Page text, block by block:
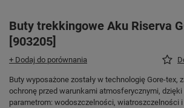
Buty trekkingowe Aku Riserva
[903205]
+ Dodaj do porównania
Buty wyposażone zostały w technologię Gore-tex,
ochronę przed warunkami atmosferycznymi,
parametrom: wodoszczelności, wiatroszczelności